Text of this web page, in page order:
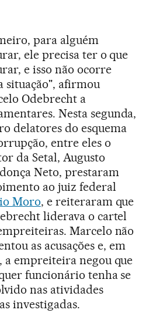
para alguém
ele precisa ter o que
e isso não ocorre
situação", afirmou
Odebrecht a
Nesta segunda,
delatores do esquema
entre eles o
da Setal, Augusto
Neto, prestaram
ao juiz federal
Moro, e reiteraram que
liderava o cartel
Marcelo não
as acusações e, em
a empreiteira negou que
funcionário tenha se
nas atividades
investigadas.